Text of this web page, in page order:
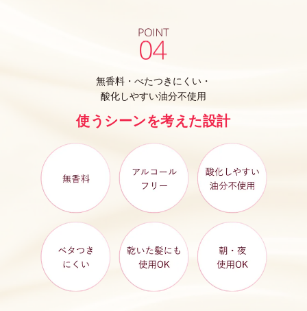
無香料・べたつきにくい・
酸化しやすい油分不使用
使うシーンを考えた設計